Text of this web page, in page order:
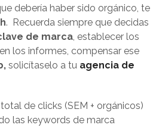
debería haber sido orgánico, te
. Recuerda siempre que decidas
de marca, establecer los
los informes, compensar ese
solicítaselo a tu agencia de
de clicks (SEM + orgánicos)
las keywords de marca